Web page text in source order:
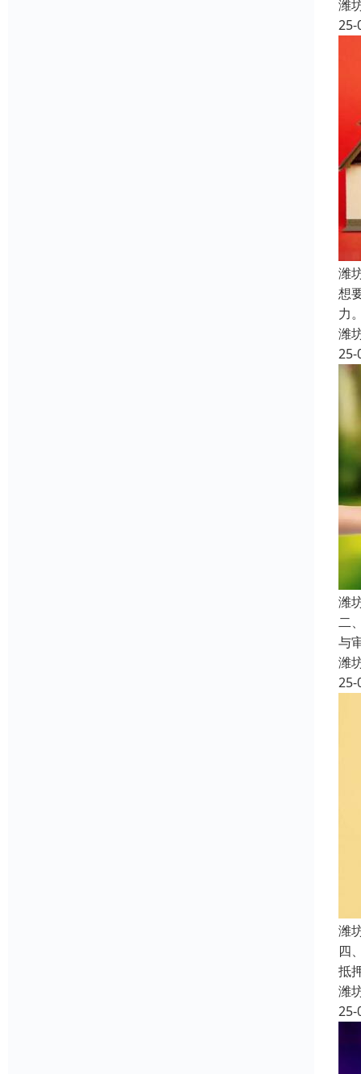
潍
25-
潍
想
力
潍
25-
潍
二
与
潍
25-
潍
四
抵
潍
25-